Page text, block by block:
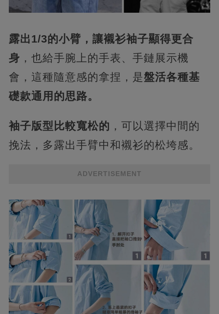
露出1/3的小臂，讓襯衫袖子顯得更合
身 ，也給手腕上的手表、手鏈展示機
會，這種隨意感的拿捏，是盤活各種基
礎款通用的思路。
袖子版型比較寬松的 ，可以選擇中間的
挽法，多露出手臂中和襯衫的松垮感。
ADVERTISEMENT